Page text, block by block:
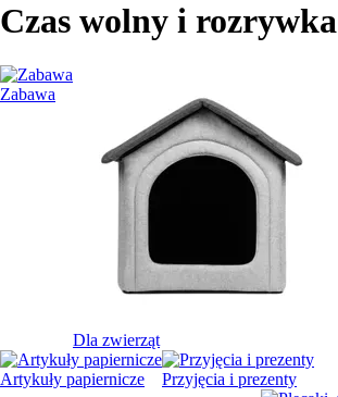
Czas wolny i rozrywka
Zabawa
Dla zwierząt
Artykuły papiernicze Przyjęcia i prezenty